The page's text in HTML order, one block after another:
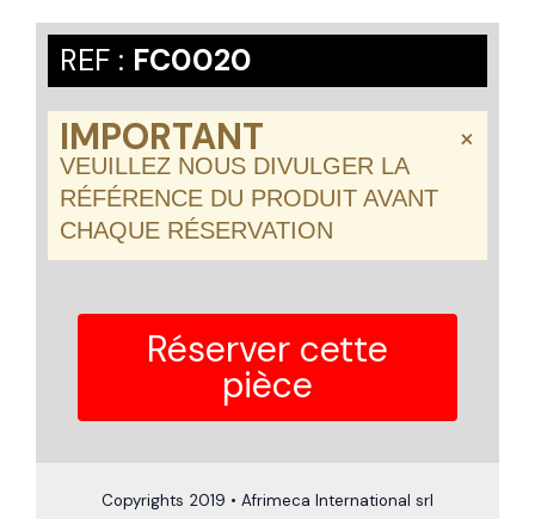
REF : FC0020
IMPORTANT
VEUILLEZ NOUS DIVULGER LA
RÉFÉRENCE DU PRODUIT AVANT
CHAQUE RÉSERVATION
×
Réserver cette
pièce
Copyrights 2019 • Afrimeca International srl